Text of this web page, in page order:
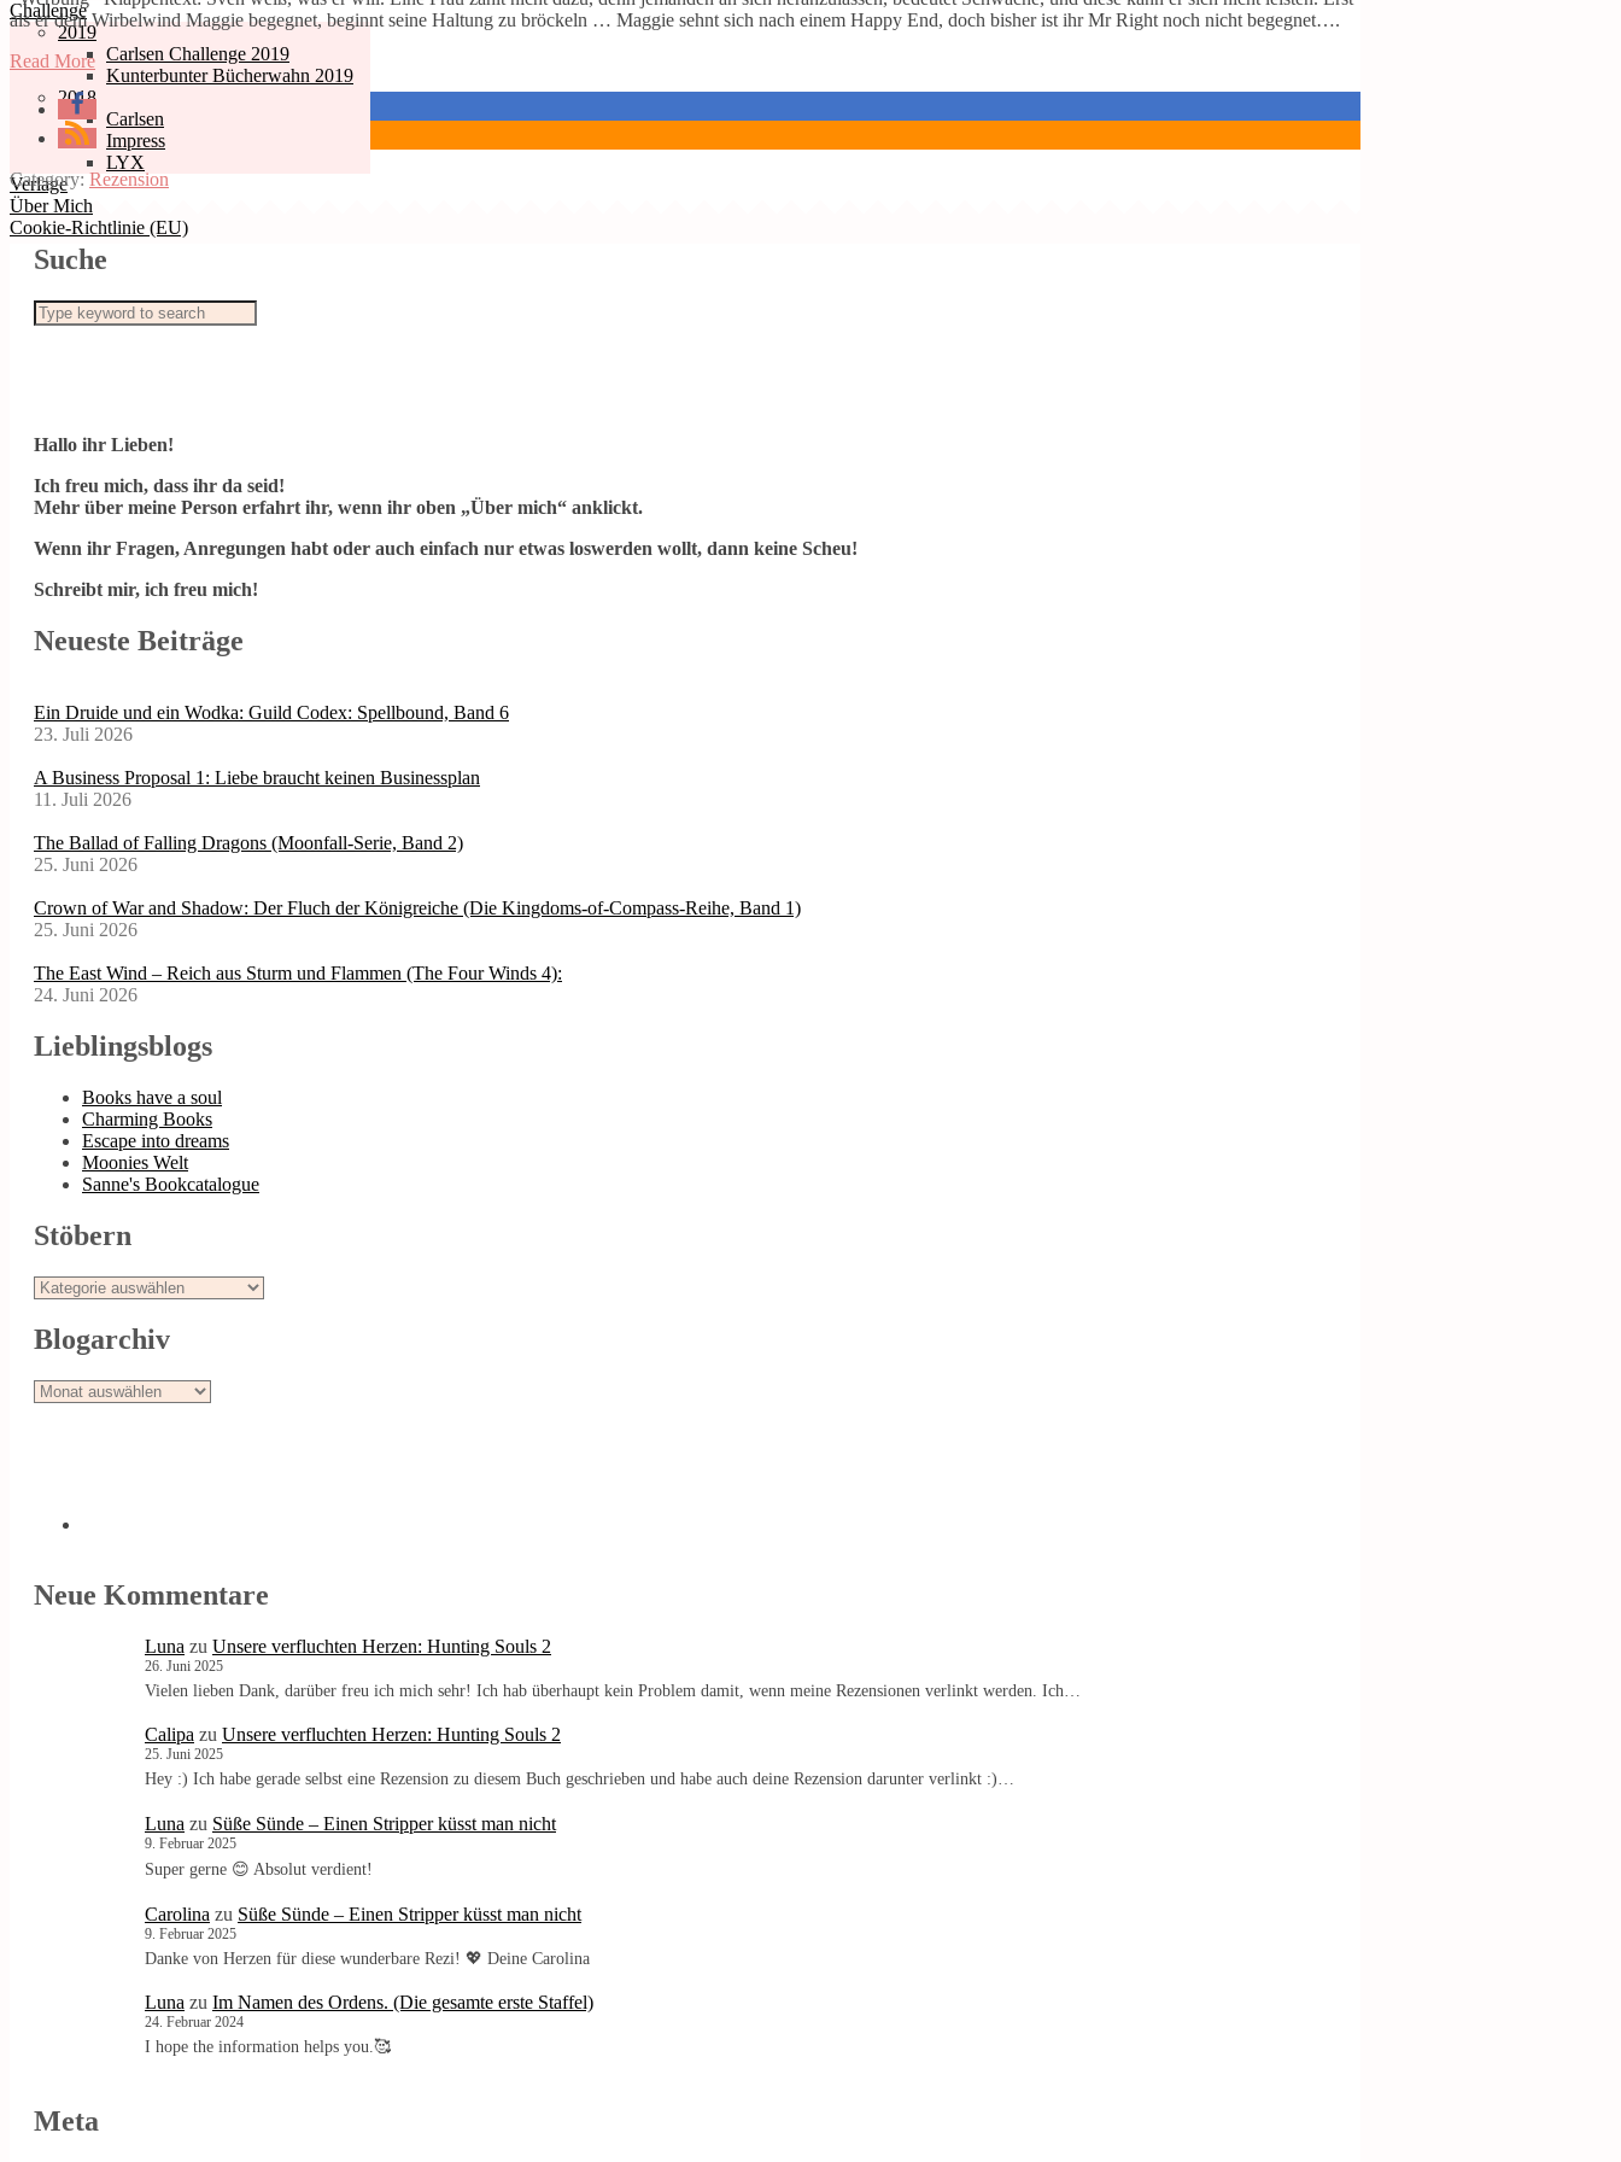
Challenge
2019
Carlsen Challenge 2019
Kunterbunter Bücherwahn 2019
2018
Carlsen
Impress
LYX
Verlage
Über Mich
Cookie-Richtlinie (EU)
als er dem Wirbelwind Maggie begegnet, beginnt seine Haltung zu bröckeln … Maggie sehnt sich nach einem Happy End, doch bisher ist ihr Mr Right noch nicht begegnet….
Read More
Category: Rezension
Suche
Hallo ihr Lieben!
Ich freu mich, dass ihr da seid!
Mehr über meine Person erfahrt ihr, wenn ihr oben „Über mich“ anklickt.
Wenn ihr Fragen, Anregungen habt oder auch einfach nur etwas loswerden wollt, dann keine Scheu!
Schreibt mir, ich freu mich!
Neueste Beiträge
Ein Druide und ein Wodka: Guild Codex: Spellbound, Band 6
23. Juli 2026
A Business Proposal 1: Liebe braucht keinen Businessplan
11. Juli 2026
The Ballad of Falling Dragons (Moonfall-Serie, Band 2)
25. Juni 2026
Crown of War and Shadow: Der Fluch der Königreiche (Die Kingdoms-of-Compass-Reihe, Band 1)
25. Juni 2026
The East Wind – Reich aus Sturm und Flammen (The Four Winds 4):
24. Juni 2026
Lieblingsblogs
Books have a soul
Charming Books
Escape into dreams
Moonies Welt
Sanne's Bookcatalogue
Stöbern
Stöbern
Blogarchiv
Blogarchiv
Neue Kommentare
Luna zu Unsere verfluchten Herzen: Hunting Souls 2
26. Juni 2025
Vielen lieben Dank, darüber freu ich mich sehr! Ich hab überhaupt kein Problem damit, wenn meine Rezensionen verlinkt werden. Ich…
Calipa zu Unsere verfluchten Herzen: Hunting Souls 2
25. Juni 2025
Hey :) Ich habe gerade selbst eine Rezension zu diesem Buch geschrieben und habe auch deine Rezension darunter verlinkt :)…
Luna zu Süße Sünde – Einen Stripper küsst man nicht
9. Februar 2025
Super gerne 😊 Absolut verdient!
Carolina zu Süße Sünde – Einen Stripper küsst man nicht
9. Februar 2025
Danke von Herzen für diese wunderbare Rezi! 💖 Deine Carolina
Luna zu Im Namen des Ordens. (Die gesamte erste Staffel)
24. Februar 2024
I hope the information helps you.🥰
Meta